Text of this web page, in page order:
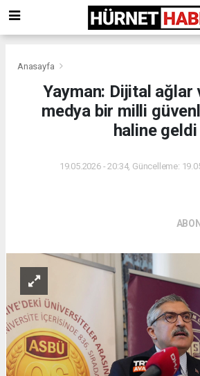
Anasayfa
Yayman: Dijital ağlar
medya bir milli
haline geldi
19.05.2026 - 20:34, Güncelleme: